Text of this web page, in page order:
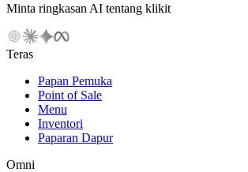
Minta ringkasan AI tentang klikit
Teras
Papan Pemuka
Point of Sale
Menu
Inventori
Paparan Dapur
Omni